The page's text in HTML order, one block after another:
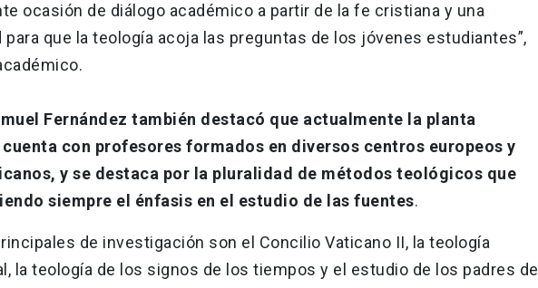
ocasión de diálogo académico a partir de la fe cristiana y una
para que la teología acoja las preguntas de los jóvenes estudiantes”,
Fernández también destacó que actualmente la planta
con profesores formados en diversos centros europeos y
y se destaca por la pluralidad de métodos teológicos que
siempre el énfasis en el estudio de las fuentes.
de investigación son el Concilio Vaticano II, la teología
la teología de los signos de los tiempos y el estudio de los padres de